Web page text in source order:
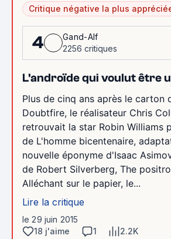
Critique négative la plus
4
Gand-Alf
2256 critiques
L'androïde qui voulut être
Plus de cinq ans après le carton
Doubtfire, le réalisateur Chris
retrouvait la star Robin Williams
de L'homme bicentenaire,
nouvelle éponyme d'Isaac
de Robert Silverberg, The
Alléchant sur le papier, le...
Lire la critique
le 29 juin 2015
18 j'aime
1 2.2K